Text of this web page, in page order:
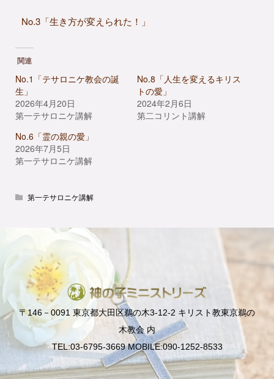
No.3「生き方が変えられた！」
関連
No.1「テサロニケ教会の誕
生」
2026年4月20日
第一テサロニケ講解
No.8「人生を変えるキリス
トの愛」
2024年2月6日
第二コリント講解
No.6「霊の親の愛」
2026年7月5日
第一テサロニケ講解
第一テサロニケ講解
〒146－0091 東京都大田区鵜の木3-12-2 キリスト教東京鵜の
木教会 内
TEL:03-6795-3669 MOBILE:090-1252-8533